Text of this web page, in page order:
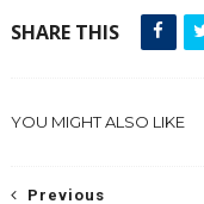
SHARE THIS
YOU MIGHT ALSO LIKE
Previous